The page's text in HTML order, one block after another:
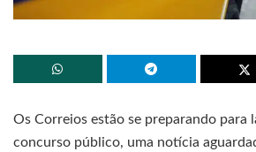
Os Correios estão se preparando para
concurso público, uma notícia